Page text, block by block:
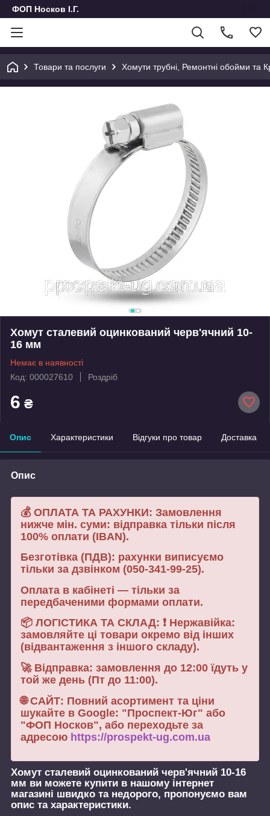
ФОП Носков І.Г.
Товари та послуги Хомути трубні, Ремонтні обойми та
Хомут сталевий оцинкований черв'ячний 10-
16 мм
Немає в наявності
Код: 000027610
Роздріб
6 ₴
Опис Характеристики Відгуки про товар Доставка
Опис
💰 ОПЛАТА ТА РАХУНКИ: Замовлення
нижче мін. суми: відправка тільки після
100% оплати (IBAN).
Безготівка (ПДВ): рахунки виписуємо
тільки за дзвінком (050-341-99-25).
Оплата в кабінеті — тільки за
передбаченими формами оплати.
📦 ЛОГІСТИКА ТА СКЛАД: ❗ Нержавійка:
замовляйте ці товари окремо від інших
(відвантаження з іншого складу).
🚀 Відправка: замовлення до 12:00 їдуть у
той же день (Пт до 11:00).
🌐 САЙТ: Повний асортимент та ціни
шукайте в Google: "Проспект-Юг" або
"ФОП Носков", або переходьте за
адресою https://prospekt-ug.com.ua
Хомут сталевий оцинкований черв'ячний 10-16
мм ви можете купити в нашому інтернет
магазині швидко та недорого, пропонуємо вам
опис та характеристики.